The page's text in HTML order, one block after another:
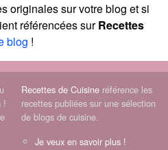
originales sur votre blog et si
référencées surRecettes
blog !
!
Recettes de Cuisine référence les
recettes publiées sur une sélection
de blogs de cuisine.
Je veux en savoir plus !